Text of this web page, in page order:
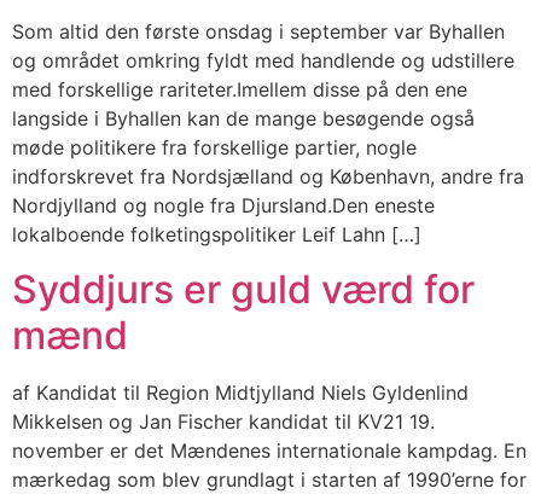
Som altid den første onsdag i september var Byhallen
og området omkring fyldt med handlende og udstillere
med forskellige rariteter.Imellem disse på den ene
langside i Byhallen kan de mange besøgende også
møde politikere fra forskellige partier, nogle
indforskrevet fra Nordsjælland og København, andre fra
Nordjylland og nogle fra Djursland.Den eneste
lokalboende folketingspolitiker Leif Lahn […]
Syddjurs er guld værd for
mænd
af Kandidat til Region Midtjylland Niels Gyldenlind
Mikkelsen og Jan Fischer kandidat til KV21 19.
november er det Mændenes internationale kampdag. En
mærkedag som blev grundlagt i starten af 1990’erne for